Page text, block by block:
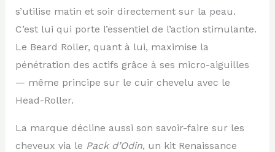
s’utilise matin et soir directement sur la peau.
C’est lui qui porte l’essentiel de l’action stimulante.
Le Beard Roller, quant à lui, maximise la
pénétration des actifs grâce à ses micro-aiguilles
— même principe sur le cuir chevelu avec le
Head-Roller.
La marque décline aussi son savoir-faire sur les
cheveux via le Pack d’Odin, un kit Renaissance